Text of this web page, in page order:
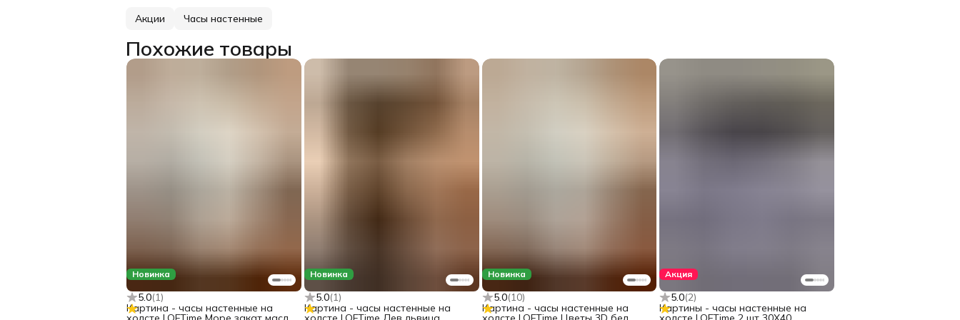
Акции Часы настенные
Похожие товары
Новинка
5.0(1)
Картина - часы настенные на
Новинка
5.0(1)
Картина - часы настенные на
Новинка
5.0(10)
Картина - часы настенные на
Акция
5.0(2)
Картины - часы настенные на